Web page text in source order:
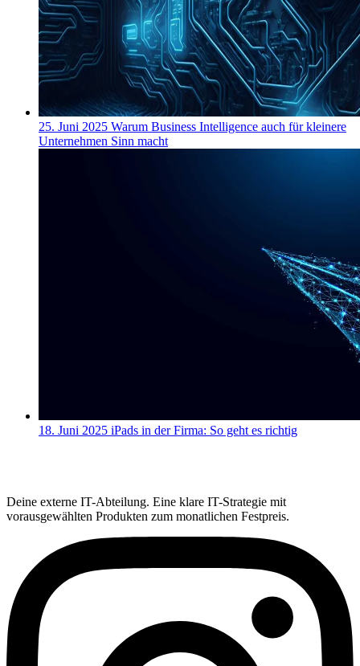
25. Juni 2025 Warum Business Intelligence auch für kleinere
Unternehmen Sinn macht
18. Juni 2025 iPads in der Firma: So geht es richtig
Deine externe IT-Abteilung. Eine klare IT-Strategie mit
vorausgewählten Produkten zum monatlichen Festpreis.